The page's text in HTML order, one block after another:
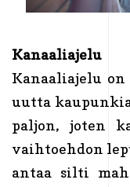
Kanaaliajelu
Kanaaliajelu
uutta
paljon, joten
vaihtoehdon
antaa silti